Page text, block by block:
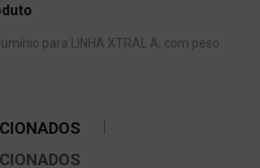
para LINHA XTRAL A, com peso